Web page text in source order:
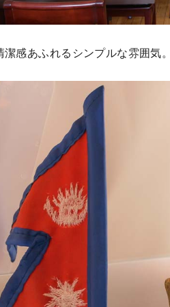
潔感あふれるシンプルな雰囲気